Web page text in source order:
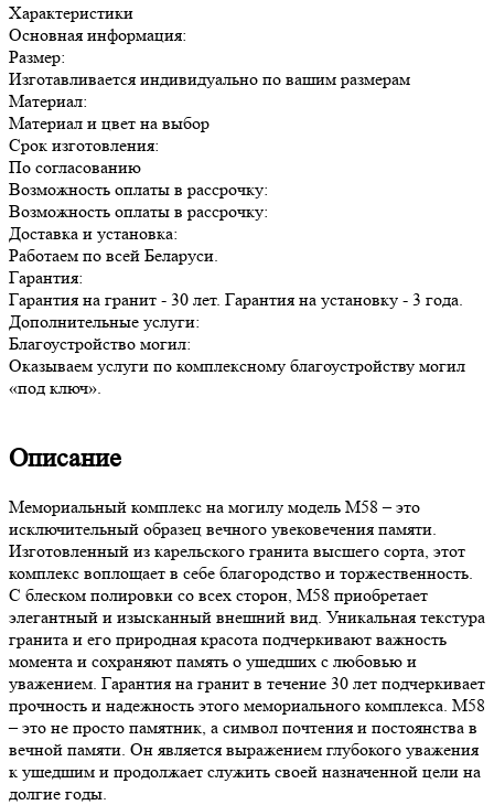
Характеристики
Основная информация:
Размер:
Изготавливается индивидуально по вашим размерам
Материал:
Материал и цвет на выбор
Срок изготовления:
По согласованию
Возможность оплаты в рассрочку:
Возможность оплаты в рассрочку:
Доставка и установка:
Работаем по всей Беларуси.
Гарантия:
Гарантия на гранит - 30 лет. Гарантия на установку - 3 года.
Дополнительные услуги:
Благоустройство могил:
Оказываем услуги по комплексному благоустройству могил
«под ключ».
Описание
Мемориальный комплекс на могилу модель М58 – это
исключительный образец вечного увековечения памяти.
Изготовленный из карельского гранита высшего сорта, этот
комплекс воплощает в себе благородство и торжественность.
С блеском полировки со всех сторон, М58 приобретает
элегантный и изысканный внешний вид. Уникальная текстура
гранита и его природная красота подчеркивают важность
момента и сохраняют память о ушедших с любовью и
уважением. Гарантия на гранит в течение 30 лет подчеркивает
прочность и надежность этого мемориального комплекса. М58
– это не просто памятник, а символ почтения и постоянства в
вечной памяти. Он является выражением глубокого уважения
к ушедшим и продолжает служить своей назначенной цели на
долгие годы.